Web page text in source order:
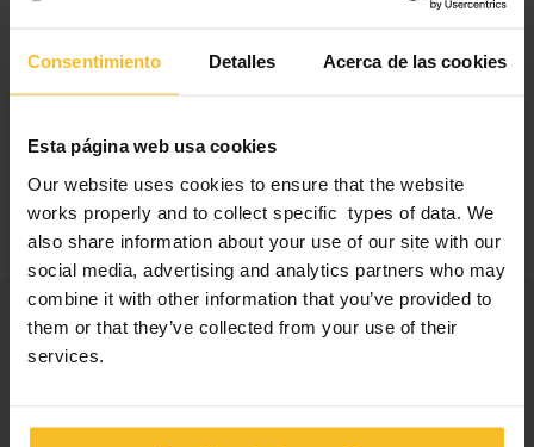
Consentimiento Detalles Acerca de las cookies
Esta página web usa cookies
Our website uses cookies to ensure that the website
works properly and to collect specific types of data. We
also share information about your use of our site with our
social media, advertising and analytics partners who may
combine it with other information that you’ve provided to
them or that they’ve collected from your use of their
services.
ponentes y expertos en odontología estética de todo el
odontología estética. ¡Estamos deseando estar allí!
Facebook
LinkedIn
Categorías